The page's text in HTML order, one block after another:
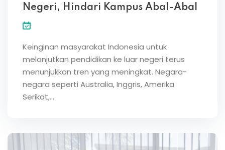
Negeri, Hindari Kampus Abal-Abal
Keinginan masyarakat Indonesia untuk
melanjutkan pendidikan ke luar negeri terus
menunjukkan tren yang meningkat. Negara-
negara seperti Australia, Inggris, Amerika
Serikat,…